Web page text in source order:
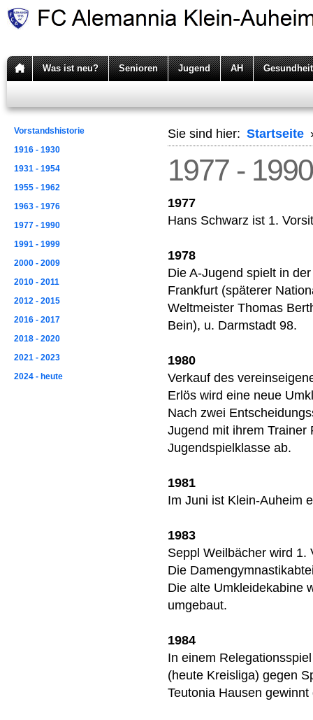
Was ist neu? Senioren Jugend AH
Vorstandshistorie
1916 - 1930
1931 - 1954
1955 - 1962
1963 - 1976
1977 - 1990
1991 - 1999
2000 - 2009
2010 - 2011
2012 - 2015
2016 - 2017
2018 - 2020
2021 - 2023
2024 - heute
Sie sind hier: Startseite
1977 - 1990
1977
Hans Schwarz ist 1.
1978
Die A-Jugend spielt in
Frankfurt (späterer
Weltmeister Thomas
Bein), u. Darmstadt 98.
1980
Verkauf des
Erlös wird eine neue
Nach zwei
Jugend mit ihrem Trainer
Jugendspielklasse ab.
1981
Im Juni ist Klein-Auheim
1983
Seppl Weilbächer wird 1.
Die
Die alte Umkleidekabine
umgebaut.
1984
In einem
(heute Kreisliga) gegen
Teutonia Hausen